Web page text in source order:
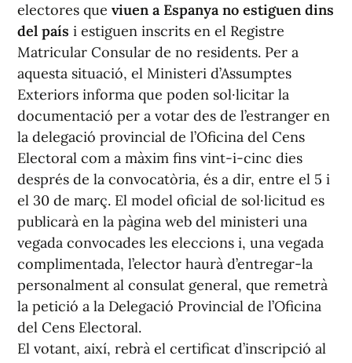
electores que viuen a Espanya no estiguen dins
del país i estiguen inscrits en el Registre
Matricular Consular de no residents. Per a
aquesta situació, el Ministeri d’Assumptes
Exteriors informa que poden sol·licitar la
documentació per a votar des de l’estranger en
la delegació provincial de l’Oficina del Cens
Electoral com a màxim fins vint-i-cinc dies
després de la convocatòria, és a dir, entre el 5 i
el 30 de març. El model oficial de sol·licitud es
publicarà en la pàgina web del ministeri una
vegada convocades les eleccions i, una vegada
complimentada, l’elector haurà d’entregar-la
personalment al consulat general, que remetrà
la petició a la Delegació Provincial de l’Oficina
del Cens Electoral.
El votant, així, rebrà el certificat d’inscripció al